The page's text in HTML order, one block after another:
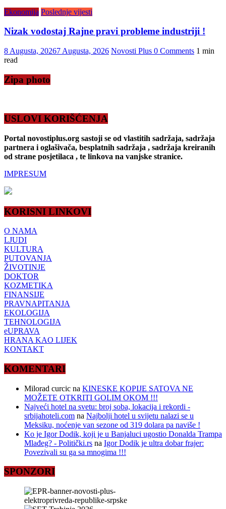
Ekonomija Poslednje vijesti
Nizak vodostaj Rajne pravi probleme industriji !
8 Augusta, 20267 Augusta, 2026 Novosti Plus 0 Comments 1 min
read
Zipa photo
USLOVI KORIŠĆENJA
Portal novostiplus.org sastoji se od vlastitih sadržaja, sadržaja
partnera i oglašivača, besplatnih sadržaja , sadržaja kreiranih
od strane posjetilaca , te linkova na vanjske stranice.
IMPRESUM
KORISNI LINKOVI
O NAMA
LJUDI
KULTURA
PUTOVANJA
ŽIVOTINJE
DOKTOR
KOZMETIKA
FINANSIJE
PRAVNAPITANJA
EKOLOGIJA
TEHNOLOGIJA
eUPRAVA
HRANA KAO LIJEK
KONTAKT
KOMENTARI
Milorad curcic na KINESKE KOPIJE SATOVA NE
MOŽETE OTKRITI GOLIM OKOM !!!
Najveći hotel na svetu: broj soba, lokacija i rekordi -
srbijahoteli.com na Najbolji hotel u svijetu nalazi se u
Meksiku, noćenje van sezone od 319 dolara pa naviše !
Ko je Igor Dodik, koji je u Banjaluci ugostio Donalda Trampa
Mlađeg? - Politički.rs na Igor Dodik je ultra dobar frajer:
Povezivali su ga sa mnogima !!!
SPONZORI